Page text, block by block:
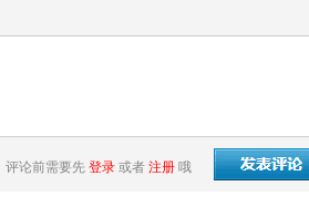
评论前需要先 登录 或者 注册 哦